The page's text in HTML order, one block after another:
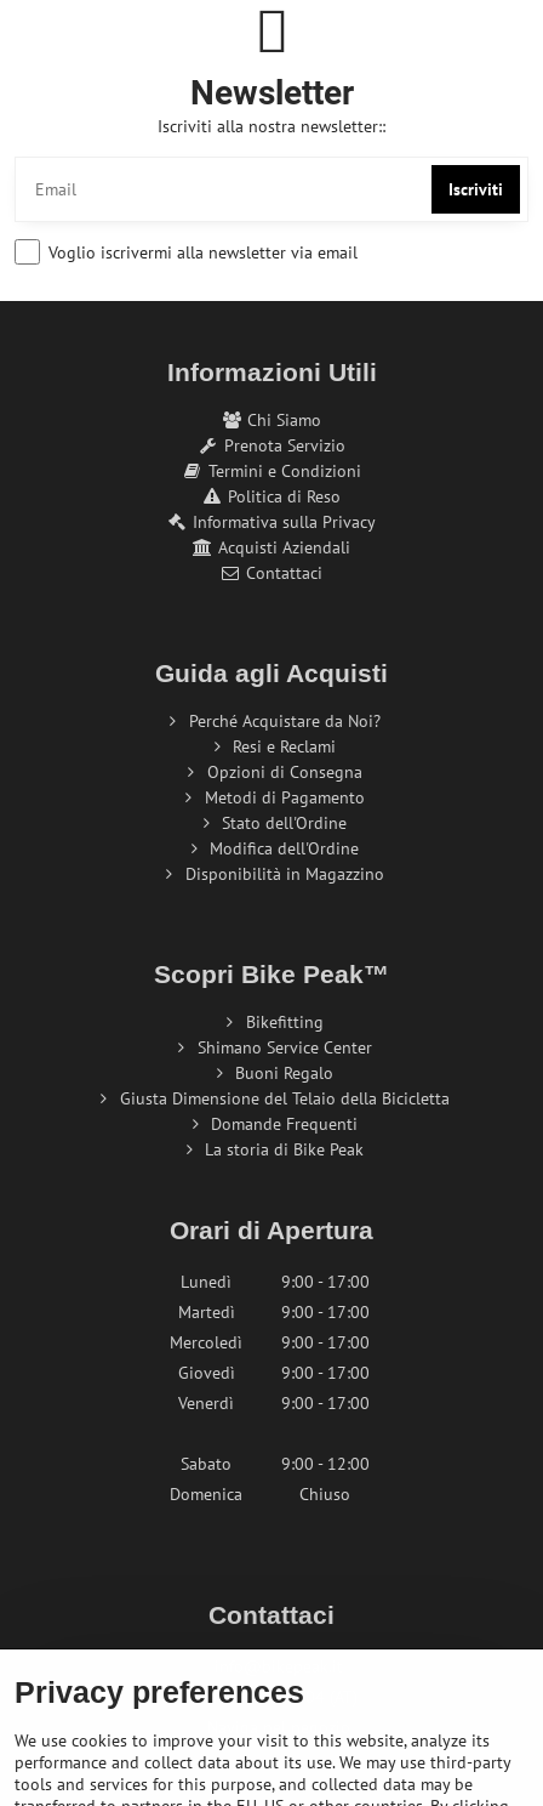
Newsletter
Iscriviti alla nostra newsletter::
Iscriviti
Voglio iscrivermi alla newsletter via email
Informazioni Utili
Chi Siamo
Prenota Servizio
Termini e Condizioni
Politica di Reso
Informativa sulla Privacy
Acquisti Aziendali
Contattaci
Guida agli Acquisti
Perché Acquistare da Noi?
Resi e Reclami
Opzioni di Consegna
Metodi di Pagamento
Stato dell'Ordine
Modifica dell'Ordine
Disponibilità in Magazzino
Scopri Bike Peak™
Bikefitting
Shimano Service Center
Buoni Regalo
Giusta Dimensione del Telaio della Bicicletta
Domande Frequenti
La storia di Bike Peak
Orari di Apertura
Lunedì
9:00 - 17:00
Martedì
9:00 - 17:00
Mercoledì
9:00 - 17:00
Giovedì
9:00 - 17:00
Venerdì
9:00 - 17:00
Sabato
9:00 - 12:00
Domenica
Chiuso
Contattaci
+436764858804 (AT)
Privacy preferences
We use cookies to improve your visit to this website, analyze its
performance and collect data about its use. We may use third-party
tools and services for this purpose, and collected data may be